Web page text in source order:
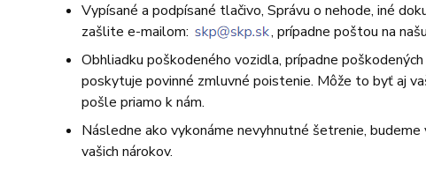
Vypísané a podpísané tlačivo, Správu o nehode, iné
zašlite e-mailom:
, prípadne poštou na
Obhliadku poškodeného vozidla, prípadne
poskytuje povinné zmluvné poistenie. Môže to byť aj
pošle priamo k nám.
Následne ako vykonáme nevyhnutné šetrenie,
vašich nárokov.